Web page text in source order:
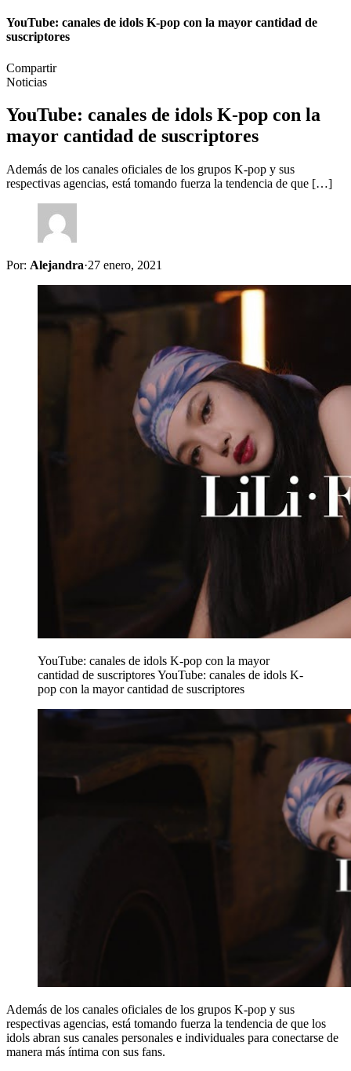
YouTube: canales de idols K-pop con la mayor cantidad de
suscriptores
Compartir
Noticias
YouTube: canales de idols K-pop con la
mayor cantidad de suscriptores
Además de los canales oficiales de los grupos K-pop y sus
respectivas agencias, está tomando fuerza la tendencia de que […]
Por: Alejandra·27 enero, 2021
YouTube: canales de idols K-pop con la mayor
cantidad de suscriptoresYouTube: canales de idols K-
pop con la mayor cantidad de suscriptores
Además de los canales oficiales de los grupos K-pop y sus
respectivas agencias, está tomando fuerza la tendencia de que los
idols abran sus canales personales e individuales para conectarse de
manera más íntima con sus fans.